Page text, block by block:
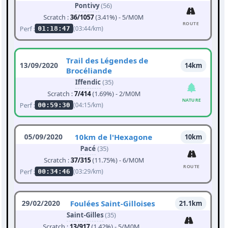
Pontivy(56)
Scratch :36/1057(3.41%) - 5/M0M
Perf : 01:18:47 (03:44/km)
ROUTE
13/09/2020
Trail des Légendes de
Brocéliande
14km
Iffendic (35)
Scratch :7/414(1.69%) - 2/M0M
Perf : 00:59:30 (04:15/km)
NATURE
05/09/2020 10km de l'Hexagone
10km
Pacé (35)
Scratch :37/315(11.75%) - 6/M0M
Perf : 00:34:46 (03:29/km)
ROUTE
29/02/2020 Foulées Saint-Gilloises
21.1km
Saint-Gilles(35)